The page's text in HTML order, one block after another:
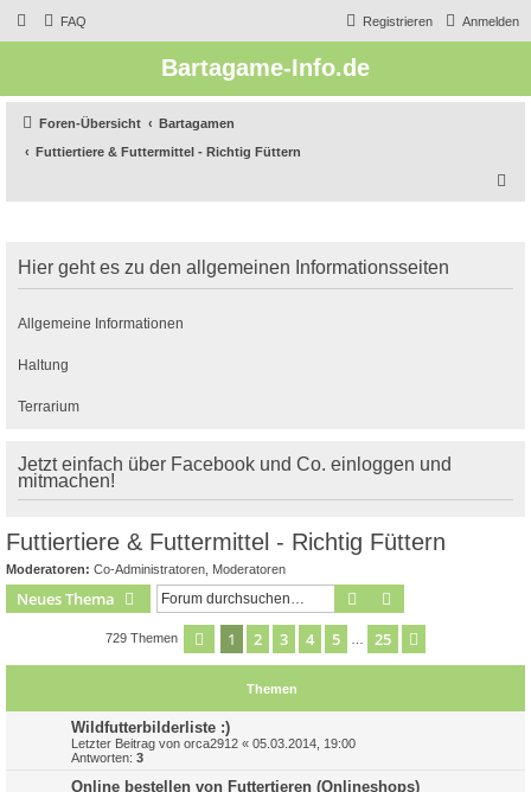
FAQ Anmelden
Registrieren
Bartagame-Info.de
Foren-Übersicht
Bartagamen
Futtiertiere & Futtermittel - Richtig Füttern
e
Hier geht es zu den allgemeinen Informationsseiten
Allgemeine Informationen
Haltung
Terrarium
Jetzt einfach über Facebook und Co. einloggen und
mitmachen!
Futtiertiere & Futtermittel - Richtig Füttern
Moderatoren: Co-Administratoren Moderatoren
Neues Thema Suche
729 Themen Seite 1von 25
1 2 3 4 5 25
Themen
Wildfutterbilderliste :)
Letzter Beitrag von orca2912 « 05.03.2014, 19:00
Antworten: 3
Online bestellen von Futtertieren (Onlineshops)